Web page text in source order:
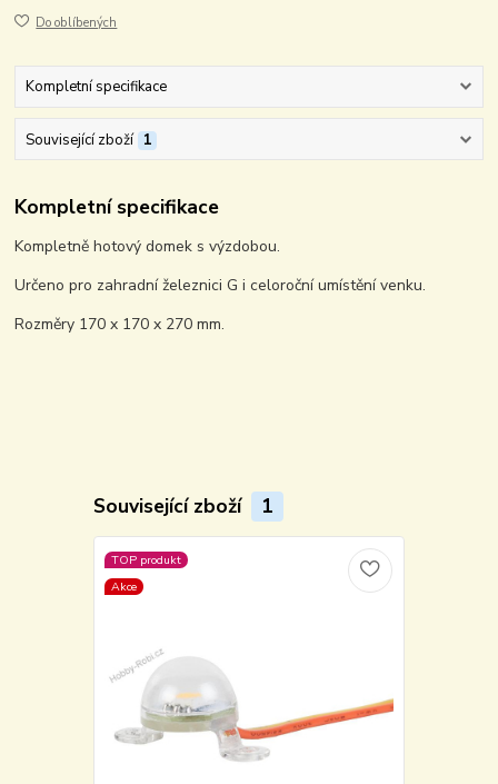
Do oblíbených
Kompletní specifikace
Související zboží 1
Kompletní specifikace
Kompletně hotový domek s výzdobou.
Určeno pro zahradní železnici G i celoroční umístění venku.
Rozměry 170 x 170 x 270 mm.
Související zboží 1
TOP produkt
Akce